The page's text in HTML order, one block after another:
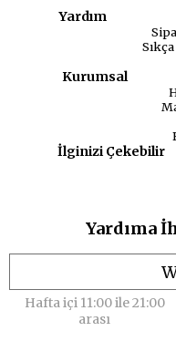
Yardıma
Hafta içi 11:00 ile 21:00
arası